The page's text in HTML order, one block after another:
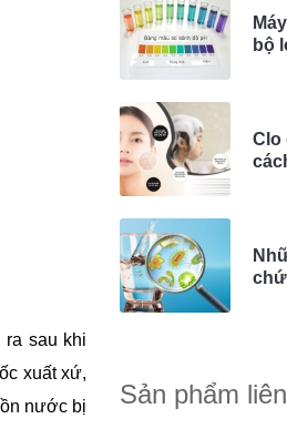
ra sau khi
xuất xứ,
nước bị
bộ
Clo
Sản phẩm